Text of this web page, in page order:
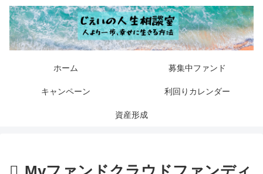
ホーム 募集中ファンド
キャンペーン 利回りカレンダー
資産形成